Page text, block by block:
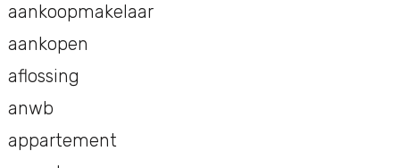
aankoopmakelaar
aankopen
aflossing
anwb
appartement